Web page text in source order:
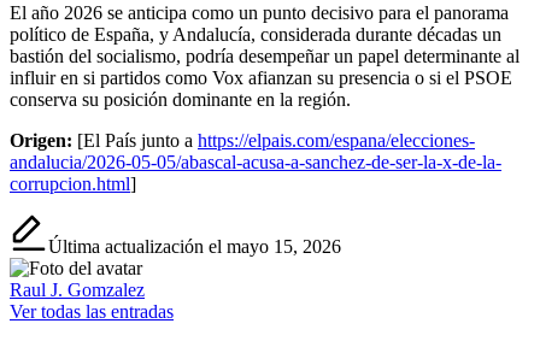
El año 2026 se anticipa como un punto decisivo para el panorama
político de España, y Andalucía, considerada durante décadas un
bastión del socialismo, podría desempeñar un papel determinante al
influir en si partidos como Vox afianzan su presencia o si el PSOE
conserva su posición dominante en la región.
Origen: [El País junto a https://elpais.com/espana/elecciones-
andalucia/2026-05-05/abascal-acusa-a-sanchez-de-ser-la-x-de-la-
corrupcion.html]
Última actualización el mayo 15, 2026
Raul J. Gomzalez
Ver todas las entradas